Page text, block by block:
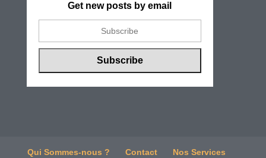
Get new posts by email
Qui Sommes-nous ? Contact Nos Services